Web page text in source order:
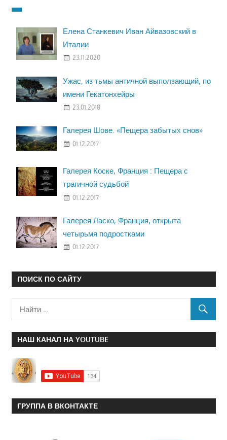
Елена Станкевич Иван Айвазовский в
Италии
23.11.2020
Ужас, из тьмы античной выползающий, по
имени Гекатонхейры
23.01.2018
Галерея Шове. «Пещера забытых снов»
01.12.2017
Галерея Коске, Франция : Пещера с
трагичной судьбой
01.12.2017
Галерея Ласко, Франция, открыта
четырьмя подростками
01.12.2017
ПОИСК ПО САЙТУ
НАШ КАНАЛ НА YOUTUBE
ГРУППА В ВКОНТАКТЕ